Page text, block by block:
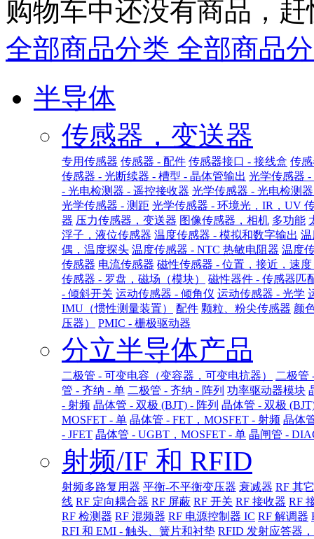
购物车中还没有商品，
全部商品分类 全部商品
半导体
传感器，变送器
专用传感器 传感器 - 配件 传感器接口 - 接线盒 传
传感器 - 光断续器 - 槽型 - 晶体管输出 光学传感器
- 光电检测器 - 遥控接收器 光学传感器 - 光电检测
光学传感器 - 测距 光学传感器 - 环境光，IR，UV
器 压力传感器，变送器 图像传感器，相机 多功能
浮子，液位传感器 温度传感器 - 模拟和数字输出 温
偶，温度探头 温度传感器 - NTC 热敏电阻器 温度
传感器 电流传感器 磁性传感器 - 位置，接近，速
传感器 - 罗盘，磁场（模块）
磁性器件 - 传感器匹
- 倾斜开关 运动传感器 - 倾角仪 运动传感器 - 光学
IMU（惯性测量装置）
配件 颗粒、粉尖传感器 颜
压器）
PMIC - 栅极驱动器
分立半导体产品
二极管 - 可变电容（变容器，可变电抗器）
二极管
管 - 齐纳 - 单 二极管 - 齐纳 - 阵列 功率驱动器模块
- 射频 晶体管 - 双极 (BJT) - 阵列 晶体管 - 双极
MOSFET - 单 晶体管 - FET，MOSFET - 射频 晶体
- JFET 晶体管 - UGBT，MOSFET - 单 晶闸管 -
射频/IF 和 RFID
射频多路复用器 平衡-不平衡变压器 衰减器 RF 其
线 RF 定向耦合器 RF 屏蔽 RF 开关 RF 接收器 RF
RF 检测器 RF 混频器 RF 电源控制器 IC RF 解调器
RFI 和 EMI - 触头、簧片和衬垫 RFID 发射应答器